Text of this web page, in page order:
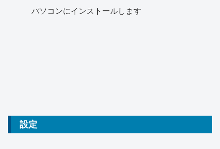
パソコンにインストールします
設定